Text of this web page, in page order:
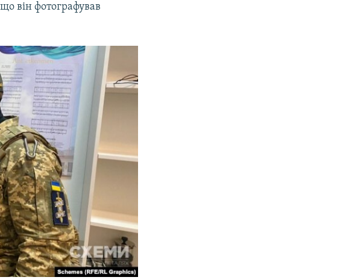
він фотографував